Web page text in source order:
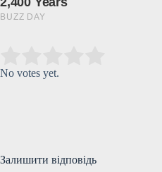
No votes yet.
Залишити відповідь